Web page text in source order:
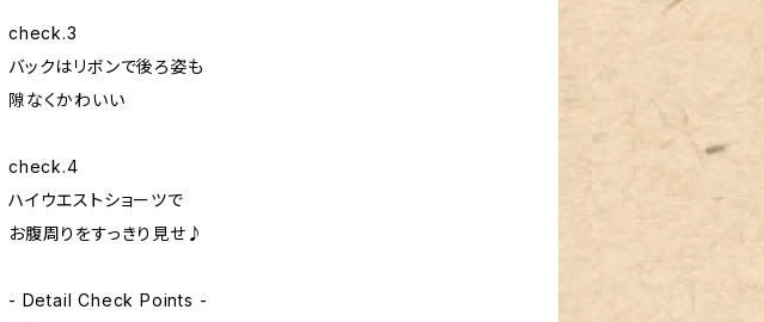
check.3
バックはリボンで後ろ姿も
隙なくかわいい
check.4
ハイウエストショーツで
お腹周りをすっきり見せ♪
- Detail Check Points -